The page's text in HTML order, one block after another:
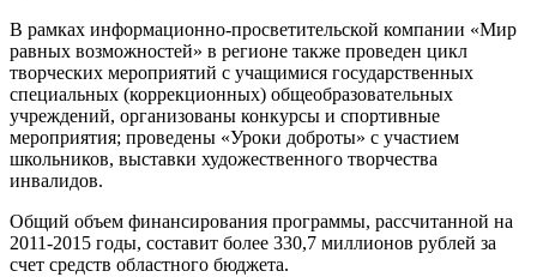
В рамках информационно-просветительской компании «Мир
равных возможностей» в регионе также проведен цикл
творческих мероприятий с учащимися государственных
специальных (коррекционных) общеобразовательных
учреждений, организованы конкурсы и спортивные
мероприятия; проведены «Уроки доброты» с участием
школьников, выставки художественного творчества
инвалидов.
Общий объем финансирования программы, рассчитанной на
2011-2015 годы, составит более 330,7 миллионов рублей за
счет средств областного бюджета.